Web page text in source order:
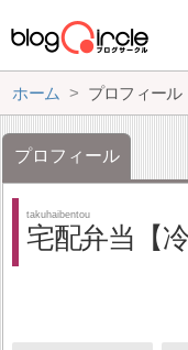
ホーム プロフィール
プロフィール
takuhaibentou
宅配弁当【